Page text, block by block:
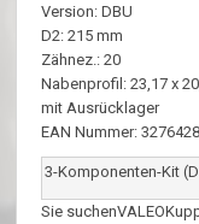
Version: DBU
D2: 215 mm
Zähnez.: 20
Nabenprofil: 23,17 x
mit Ausrücklager
EAN Nummer:
3-Komponenten-Kit
Sie